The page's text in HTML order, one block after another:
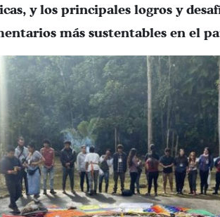
y los principales logros y
más sustentables en el